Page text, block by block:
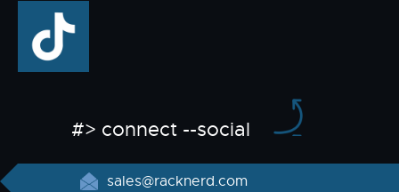
TikTok
#> connect --social
sales@racknerd.com